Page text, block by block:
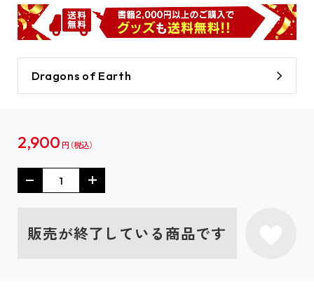
Dragons of Earth
2,900 円
販売が終了している商品です